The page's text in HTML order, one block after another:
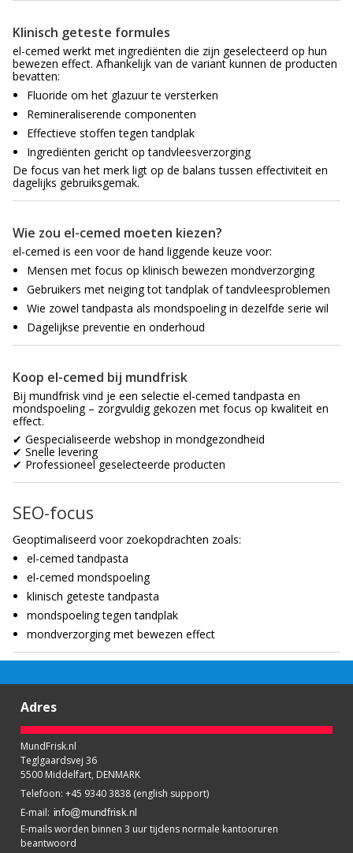
Klinisch geteste formules
el-cemed werkt met ingrediënten die zijn geselecteerd op hun
bewezen effect. Afhankelijk van de variant kunnen de producten
bevatten:
Fluoride om het glazuur te versterken
Remineraliserende componenten
Effectieve stoffen tegen tandplak
Ingrediënten gericht op tandvleesverzorging
De focus van het merk ligt op de balans tussen effectiviteit en
dagelijks gebruiksgemak.
Wie zou el-cemed moeten kiezen?
el-cemed is een voor de hand liggende keuze voor:
Mensen met focus op klinisch bewezen mondverzorging
Gebruikers met neiging tot tandplak of tandvleesproblemen
Wie zowel tandpasta als mondspoeling in dezelfde serie wil
Dagelijkse preventie en onderhoud
Koop el-cemed bij mundfrisk
Bij mundfrisk vind je een selectie el-cemed tandpasta en
mondspoeling – zorgvuldig gekozen met focus op kwaliteit en
effect.
✔ Gespecialiseerde webshop in mondgezondheid
✔ Snelle levering
✔ Professioneel geselecteerde producten
SEO-focus
Geoptimaliseerd voor zoekopdrachten zoals:
el-cemed tandpasta
el-cemed mondspoeling
klinisch geteste tandpasta
mondspoeling tegen tandplak
mondverzorging met bewezen effect
Adres
MundFrisk.nl
Teglgaardsvej 36
5500 Middelfart, DENMARK
Telefoon: +45 9340 3838 (english support)
E-mail:
E-mails worden binnen 3 uur tijdens normale kantooruren
beantwoord